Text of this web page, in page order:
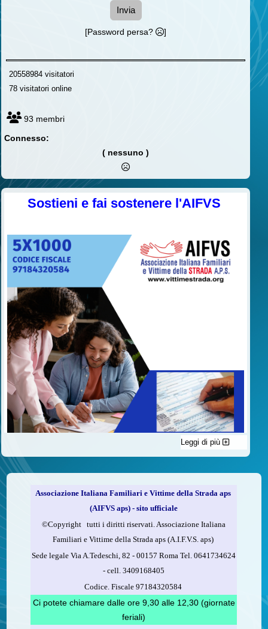
Invia
[Password persa? ]
20558984 visitatori
78 visitatori online
93 membri
Connesso:
( nessuno )
Sostieni e fai sostenere l'AIFVS
C'è un modo di contribuire alle attività dell’A.I.F.V.S. a favore
delle vittime della strada e per dare giustizia ai superstiti ed ai
loro familiari che non costa nulla: devolvere il 5 per mille della
Compila la scheda CUD o del modello 730.
Firma nel riquadro indicato come “Sostegno delle
organizzazioni non lucrative di utilità sociale, delle associazioni
Indica nel riquadro il codice fiscale dell’A.I.F.V.S.:
97184320584
Leggi di più
Associazione Italiana Familiari e Vittime della Strada aps
(AIFVS aps) - sito ufficiale
©​Copyright tutti i diritti riservati. Associazione Italiana
Familiari e Vittime della Strada aps (A.I.F.V.S. aps)
Sede legale Via A.Tedeschi, 82 - 00157 Roma Tel. 0641734624
-cell.3409168405
Codice. Fiscale 97184320584
Ci potete chiamare dalle ore 9,30 alle 12,30 (giornate
feriali)